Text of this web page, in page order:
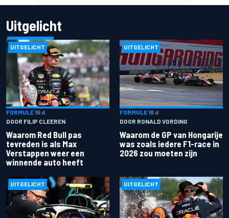
Uitgelicht
UITGELICHT
FORMULE 16 d
DOOR FILIP CLEEREN
Waarom Red Bull pas
tevreden is als Max
Verstappen weer een
winnende auto heeft
UITGELICHT
FORMULE 18 d
DOOR RONALD VORDING
Waarom de GP van Hongarije
was zoals iedere F1-race in
2026 zou moeten zijn
UITGELICHT UITGELICHT